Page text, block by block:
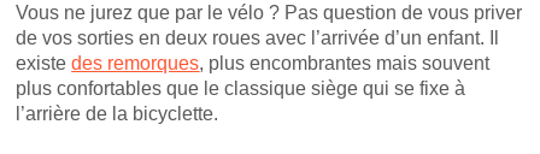
Vous ne jurez que par le vélo ? Pas question de vous priver
de vos sorties en deux roues avec l’arrivée d’un enfant. Il
existedes remorques, plus encombrantes mais souvent
plus confortables que le classique siège qui se fixe à
l’arrière de la bicyclette.